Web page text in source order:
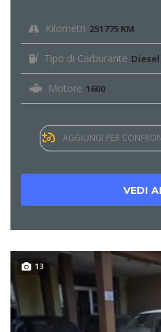
Kilometri 251775 KM
Tipo di Carburante Diesel
Motore 1600
AGGIUNGI PER
VEDI
13